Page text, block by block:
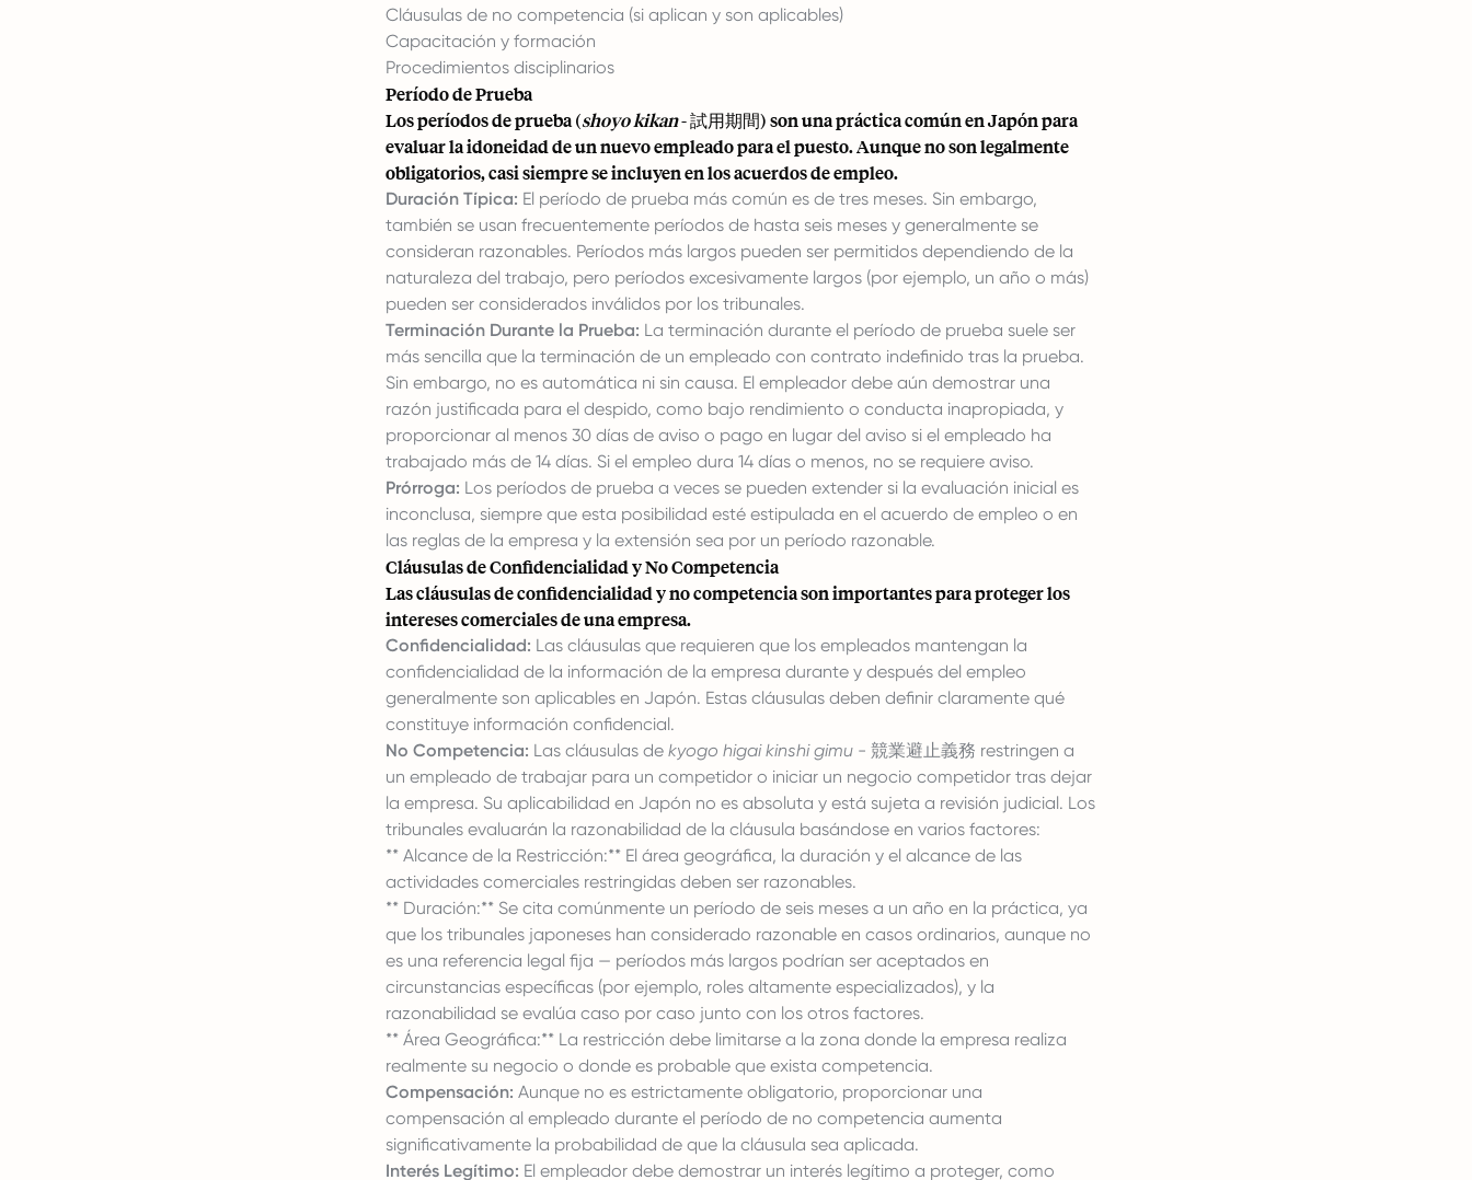
Cláusulas de no competencia (si aplican y son aplicables)
Capacitación y formación
Procedimientos disciplinarios
Período de Prueba
Los períodos de prueba (shoyo kikan- 試用期間) son una práctica común en Japón para
evaluar la idoneidad de un nuevo empleado para el puesto. Aunque no son legalmente
obligatorios, casi siempre se incluyen en los acuerdos de empleo.
Duración Típica: El período de prueba más común es de tres meses. Sin embargo,
también se usan frecuentemente períodos de hasta seis meses y generalmente se
consideran razonables. Períodos más largos pueden ser permitidos dependiendo de la
naturaleza del trabajo, pero períodos excesivamente largos (por ejemplo, un año o más)
pueden ser considerados inválidos por los tribunales.
Terminación Durante la Prueba: La terminación durante el período de prueba suele ser
más sencilla que la terminación de un empleado con contrato indefinido tras la prueba.
Sin embargo, no es automática ni sin causa. El empleador debe aún demostrar una
razón justificada para el despido, como bajo rendimiento o conducta inapropiada, y
proporcionar al menos 30 días de aviso o pago en lugar del aviso si el empleado ha
trabajado más de 14 días. Si el empleo dura 14 días o menos, no se requiere aviso.
Prórroga: Los períodos de prueba a veces se pueden extender si la evaluación inicial es
inconclusa, siempre que esta posibilidad esté estipulada en el acuerdo de empleo o en
las reglas de la empresa y la extensión sea por un período razonable.
Cláusulas de Confidencialidad y No Competencia
Las cláusulas de confidencialidad y no competencia son importantes para proteger los
intereses comerciales de una empresa.
Confidencialidad: Las cláusulas que requieren que los empleados mantengan la
confidencialidad de la información de la empresa durante y después del empleo
generalmente son aplicables en Japón. Estas cláusulas deben definir claramente qué
constituye información confidencial.
No Competencia: Las cláusulas de kyogo higai kinshi gimu - 競業避止義務 restringen a
un empleado de trabajar para un competidor o iniciar un negocio competidor tras dejar
la empresa. Su aplicabilidad en Japón no es absoluta y está sujeta a revisión judicial. Los
tribunales evaluarán la razonabilidad de la cláusula basándose en varios factores:
** Alcance de la Restricción:** El área geográfica, la duración y el alcance de las
actividades comerciales restringidas deben ser razonables.
** Duración:** Se cita comúnmente un período de seis meses a un año en la práctica, ya
que los tribunales japoneses han considerado razonable en casos ordinarios, aunque no
es una referencia legal fija — períodos más largos podrían ser aceptados en
circunstancias específicas (por ejemplo, roles altamente especializados), y la
razonabilidad se evalúa caso por caso junto con los otros factores.
** Área Geográfica:** La restricción debe limitarse a la zona donde la empresa realiza
realmente su negocio o donde es probable que exista competencia.
Compensación: Aunque no es estrictamente obligatorio, proporcionar una
compensación al empleado durante el período de no competencia aumenta
significativamente la probabilidad de que la cláusula sea aplicada.
Interés Legítimo: El empleador debe demostrar un interés legítimo a proteger, como